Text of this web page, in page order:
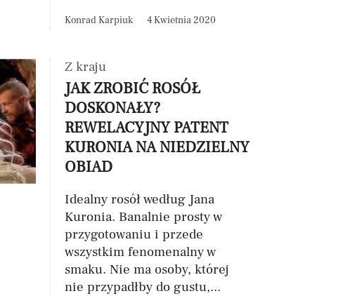
Konrad Karpiuk 4 Kwietnia 2020
Z kraju
JAK ZROBIĆ ROSÓŁ
DOSKONAŁY?
REWELACYJNY PATENT
KURONIA NA NIEDZIELNY
OBIAD
Idealny rosół według Jana
Kuronia. Banalnie prosty w
przygotowaniu i przede
wszystkim fenomenalny w
smaku. Nie ma osoby, której
nie przypadłby do gustu,...